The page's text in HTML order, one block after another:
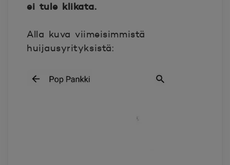
ei tule klikata.
Alla kuva viimeisimmistä
huijausyrityksistä: